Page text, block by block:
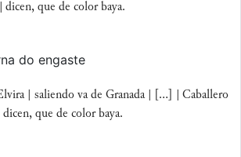
que de color baya.
do engaste
| saliendo va de Granada | [...] | Caballero
que de color baya.